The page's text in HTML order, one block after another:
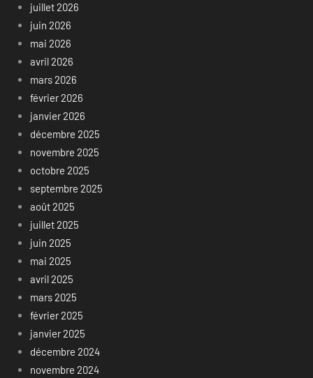
juillet 2026
juin 2026
mai 2026
avril 2026
mars 2026
février 2026
janvier 2026
décembre 2025
novembre 2025
octobre 2025
septembre 2025
août 2025
juillet 2025
juin 2025
mai 2025
avril 2025
mars 2025
février 2025
janvier 2025
décembre 2024
novembre 2024